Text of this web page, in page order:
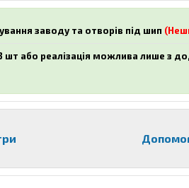
заводу та отворів під шип
або реалізація можлива лише з